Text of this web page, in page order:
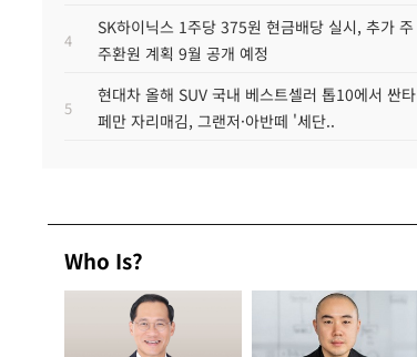
4
SK하이닉스 1주당 375원 현금배당 실시, 추가 주
주환원 계획 9월 공개 예정
5
현대차 올해 SUV 국내 베스트셀러 톱10에서 싼타
페만 자리매김, 그랜저·아반떼 '세단..
Who Is?